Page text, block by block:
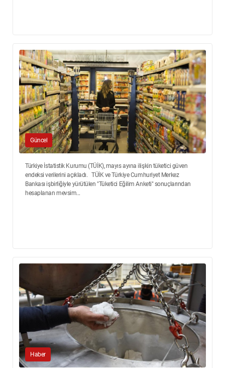
Güncel
Türkiye İstatistik Kurumu (TÜİK), mayıs ayına ilişkin tüketici güven
endeksi verilerini açıkladı. TÜİK ve Türkiye Cumhuriyet Merkez
Bankası işbirliğiyle yürütülen "Tüketici Eğilim Anketi" sonuçlarından
hesaplanan mevsim...
Haber